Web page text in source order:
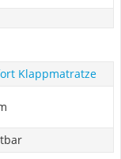
Klappmatratze